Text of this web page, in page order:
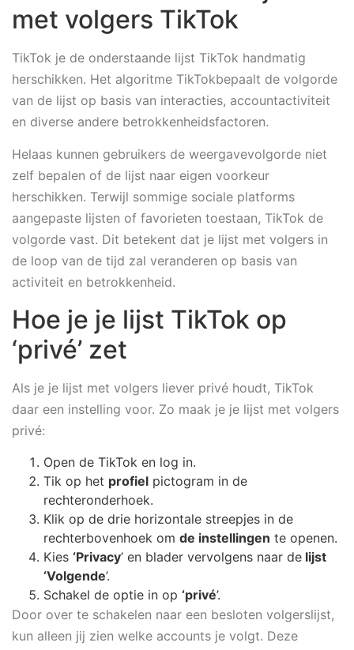
met volgers TikTok
TikTok je de onderstaande lijst TikTok handmatig
herschikken. Het algoritme TikTokbepaalt de volgorde
van de lijst op basis van interacties, accountactiviteit
en diverse andere betrokkenheidsfactoren.
Helaas kunnen gebruikers de weergavevolgorde niet
zelf bepalen of de lijst naar eigen voorkeur
herschikken. Terwijl sommige sociale platforms
aangepaste lijsten of favorieten toestaan, TikTok de
volgorde vast. Dit betekent dat je lijst met volgers in
de loop van de tijd zal veranderen op basis van
activiteit en betrokkenheid.
Hoe je je lijst TikTok op
‘privé’ zet
Als je je lijst met volgers liever privé houdt, TikTok
daar een instelling voor. Zo maak je je lijst met volgers
privé:
Open de TikTok en log in.
Tik op het profiel pictogram in de
rechteronderhoek.
Klik op de drie horizontale streepjes in de
rechterbovenhoek om de instellingen te openen.
Kies ‘Privacy’ en blader vervolgens naar de lijst
‘Volgende’.
Schakel de optie in op ‘privé’.
Door over te schakelen naar een besloten volgerslijst,
kun alleen jij zien welke accounts je volgt. Deze